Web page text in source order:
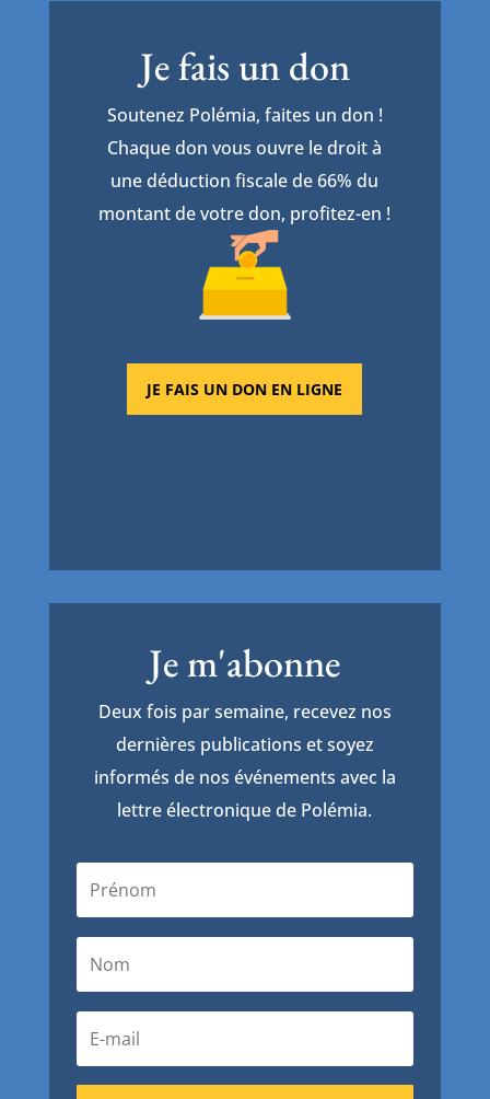
Je fais un don
Soutenez Polémia, faites un don !
Chaque don vous ouvre le droit à
une déduction fiscale de 66% du
montant de votre don, profitez-en !
JE FAIS UN DON EN LIGNE
Je m'abonne
Deux fois par semaine, recevez nos
dernières publications et soyez
informés de nos événements avec la
lettre électronique de Polémia.